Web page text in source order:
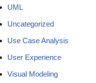
UML
Uncategorized
Use Case Analysis
User Experience
Visual Modeling